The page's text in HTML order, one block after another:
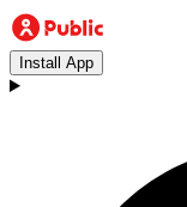
Install App